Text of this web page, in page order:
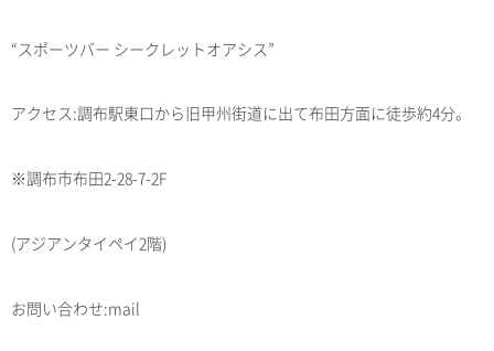
“スポーツバー シークレットオアシス”
アクセス:調布駅東口から旧甲州街道に出て布田方面に徒歩約4分。
※調布市布田2-28-7-2F
(アジアンタイペイ2階)
お問い合わせ:mail